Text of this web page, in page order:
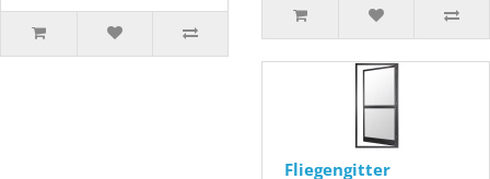
Fliegengitter